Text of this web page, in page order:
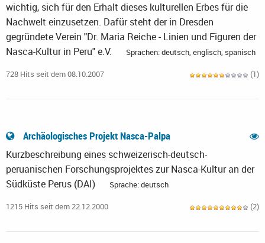
wichtig, sich für den Erhalt dieses kulturellen Erbes für die
Nachwelt einzusetzen. Dafür steht der in Dresden
gegründete Verein "Dr. Maria Reiche - Linien und Figuren der
Nasca-Kultur in Peru" e.V.
Sprachen: deutsch, englisch, spanisch
728 Hits seit dem 08.10.2007 (1)
Archäologisches Projekt Nasca-Palpa
Kurzbeschreibung eines schweizerisch-deutsch-
peruanischen Forschungsprojektes zur Nasca-Kultur an der
Südküste Perus (DAI)
Sprache: deutsch
1215 Hits seit dem 22.12.2000 (2)